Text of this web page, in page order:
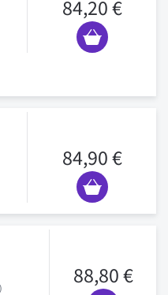
84,20 €
84,90 €
88,80 €